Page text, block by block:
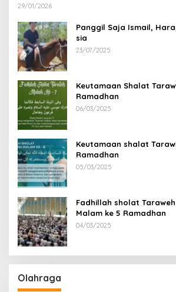
29/01/2026
Panggil Saja Ismail,
sia
23/07/2025
Keutamaan Shalat
Ramadhan
06/03/2025
Keutamaan shalat
Ramadhan
05/03/2025
Fadhillah sholat
Malam ke 5 Ramadhan
04/03/2025
Olahraga